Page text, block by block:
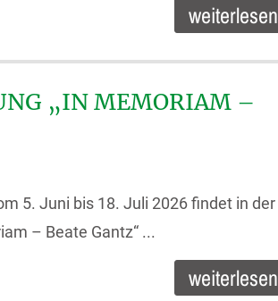
weiterlesen
„IN MEMORIAM –
5. Juni bis 18. Juli 2026 findet in der
– Beate Gantz“ ...
weiterlesen